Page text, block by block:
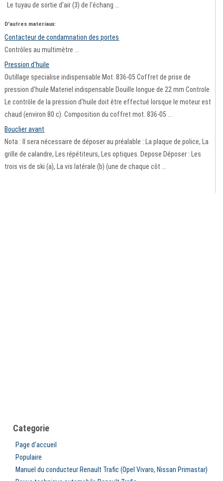
Le tuyau de sortie d'air (3) de l'échang ...
D'autres materiaux:
Contacteur de condamnation des portes
Contrôles au multimètre ...
Pression d'huile
Outillage specialise indispensable Mot. 836-05 Coffret de prise de
pression d'huile Materiel indispensable Douille longue de 22 mm Controle
Le contrôle de la pression d'huile doit être effectué lorsque le moteur est
chaud (environ 80 c). Composition du coffret mot. 836-05 ...
Bouclier avant
Nota : Il sera nécessaire de déposer au préalable : La plaque de police, La
grille de calandre, Les répétiteurs, Les optiques. Depose Déposer : Les
trois vis de ski (a), La vis latérale (b) (une de chaque côt ...
Categorie
Page d'accueil
Populaire
Manuel du conducteur Renault Trafic (Opel Vivaro, Nissan Primastar)